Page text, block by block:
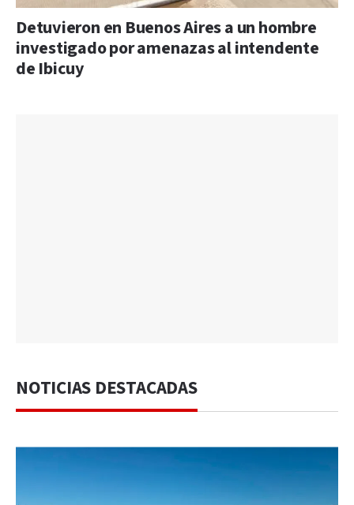
Detuvieron en Buenos Aires a un hombre
investigado por amenazas al intendente
de Ibicuy
NOTICIAS DESTACADAS